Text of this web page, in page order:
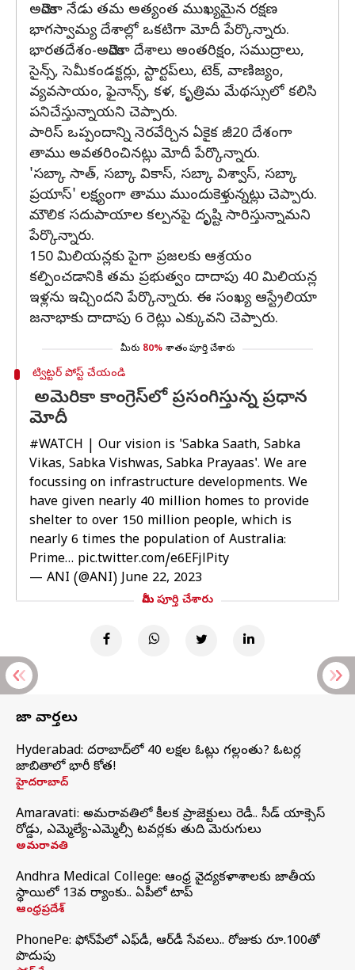
అమెరికా నేడు తమ అత్యంత ముఖ్యమైన రక్షణ
భాగస్వామ్య దేశాల్లో ఒకటిగా మోదీ పేర్కొన్నారు.
భారతదేశం-అమెరికా దేశాలు అంతరిక్షం, సముద్రాలు,
సైన్స్, సెమీకండక్టర్లు, స్టార్టప్‌లు, టెక్, వాణిజ్యం,
వ్యవసాయం, ఫైనాన్స్‌, కళ, కృత్రిమ మేథస్సులో కలిసి
పనిచేస్తున్నాయని చెప్పారు.
పారిస్ ఒప్పందాన్ని నెరవేర్చిన ఏకైక జీ20 దేశంగా
తాము అవతరించినట్లు మోదీ పేర్కొన్నారు.
'సబ్కా సాత్, సబ్కా వికాస్, సబ్కా విశ్వాస్, సబ్కా
ప్రయాస్' లక్ష్యంగా తాము ముందుకెళ్తున్నట్లు చెప్పారు.
మౌలిక సదుపాయాల కల్పనపై దృష్టి సారిస్తున్నామని
పేర్కొన్నారు.
150 మిలియన్లకు పైగా ప్రజలకు ఆశ్రయం
కల్పించడానికి తమ ప్రభుత్వం దాదాపు 40 మిలియన్ల
ఇళ్లను ఇచ్చిందని పేర్కొన్నారు. ఈ సంఖ్య ఆస్ట్రేలియా
జనాభాకు దాదాపు 6 రెట్లు ఎక్కువని చెప్పారు.
మీరు 80% శాతం పూర్తి చేశారు
ట్విట్టర్ పోస్ట్ చేయండి
అమెరికా కాంగ్రెస్‌లో ప్రసంగిస్తున్న ప్రధాన
మోదీ
#WATCH | Our vision is 'Sabka Saath, Sabka
Vikas, Sabka Vishwas, Sabka Prayaas'. We are
focussing on infrastructure developments. We
have given nearly 40 million homes to provide
shelter to over 150 million people, which is
nearly 6 times the population of Australia:
Prime… pic.twitter.com/e6EFjlPity
— ANI (@ANI)June 22, 2023
మీరు పూర్తి చేశారు
తాజా వార్తలు
Hyderabad: హైదరాబాద్‌లో 40 లక్షల ఓట్లు గల్లంతు? ఓటర్ల
జాబితాలో భారీ కోత!
హైదరాబాద్
Amaravati: అమరావతిలో కీలక ప్రాజెక్టులు రెడీ.. సీడ్‌ యాక్సెస్‌
రోడ్డు, ఎమ్మెల్యే-ఎమ్మెల్సీ టవర్లకు తుది మెరుగులు
అమరావతి
Andhra Medical College: ఆంధ్ర వైద్యకళాశాలకు జాతీయ
స్థాయిలో 13వ ర్యాంకు.. ఏపీలో టాప్
ఆంధ్రప్రదేశ్
PhonePe: ఫోన్‌పేలో ఎఫ్‌డీ, ఆర్‌డీ సేవలు.. రోజుకు రూ.100తో
పొదుపు